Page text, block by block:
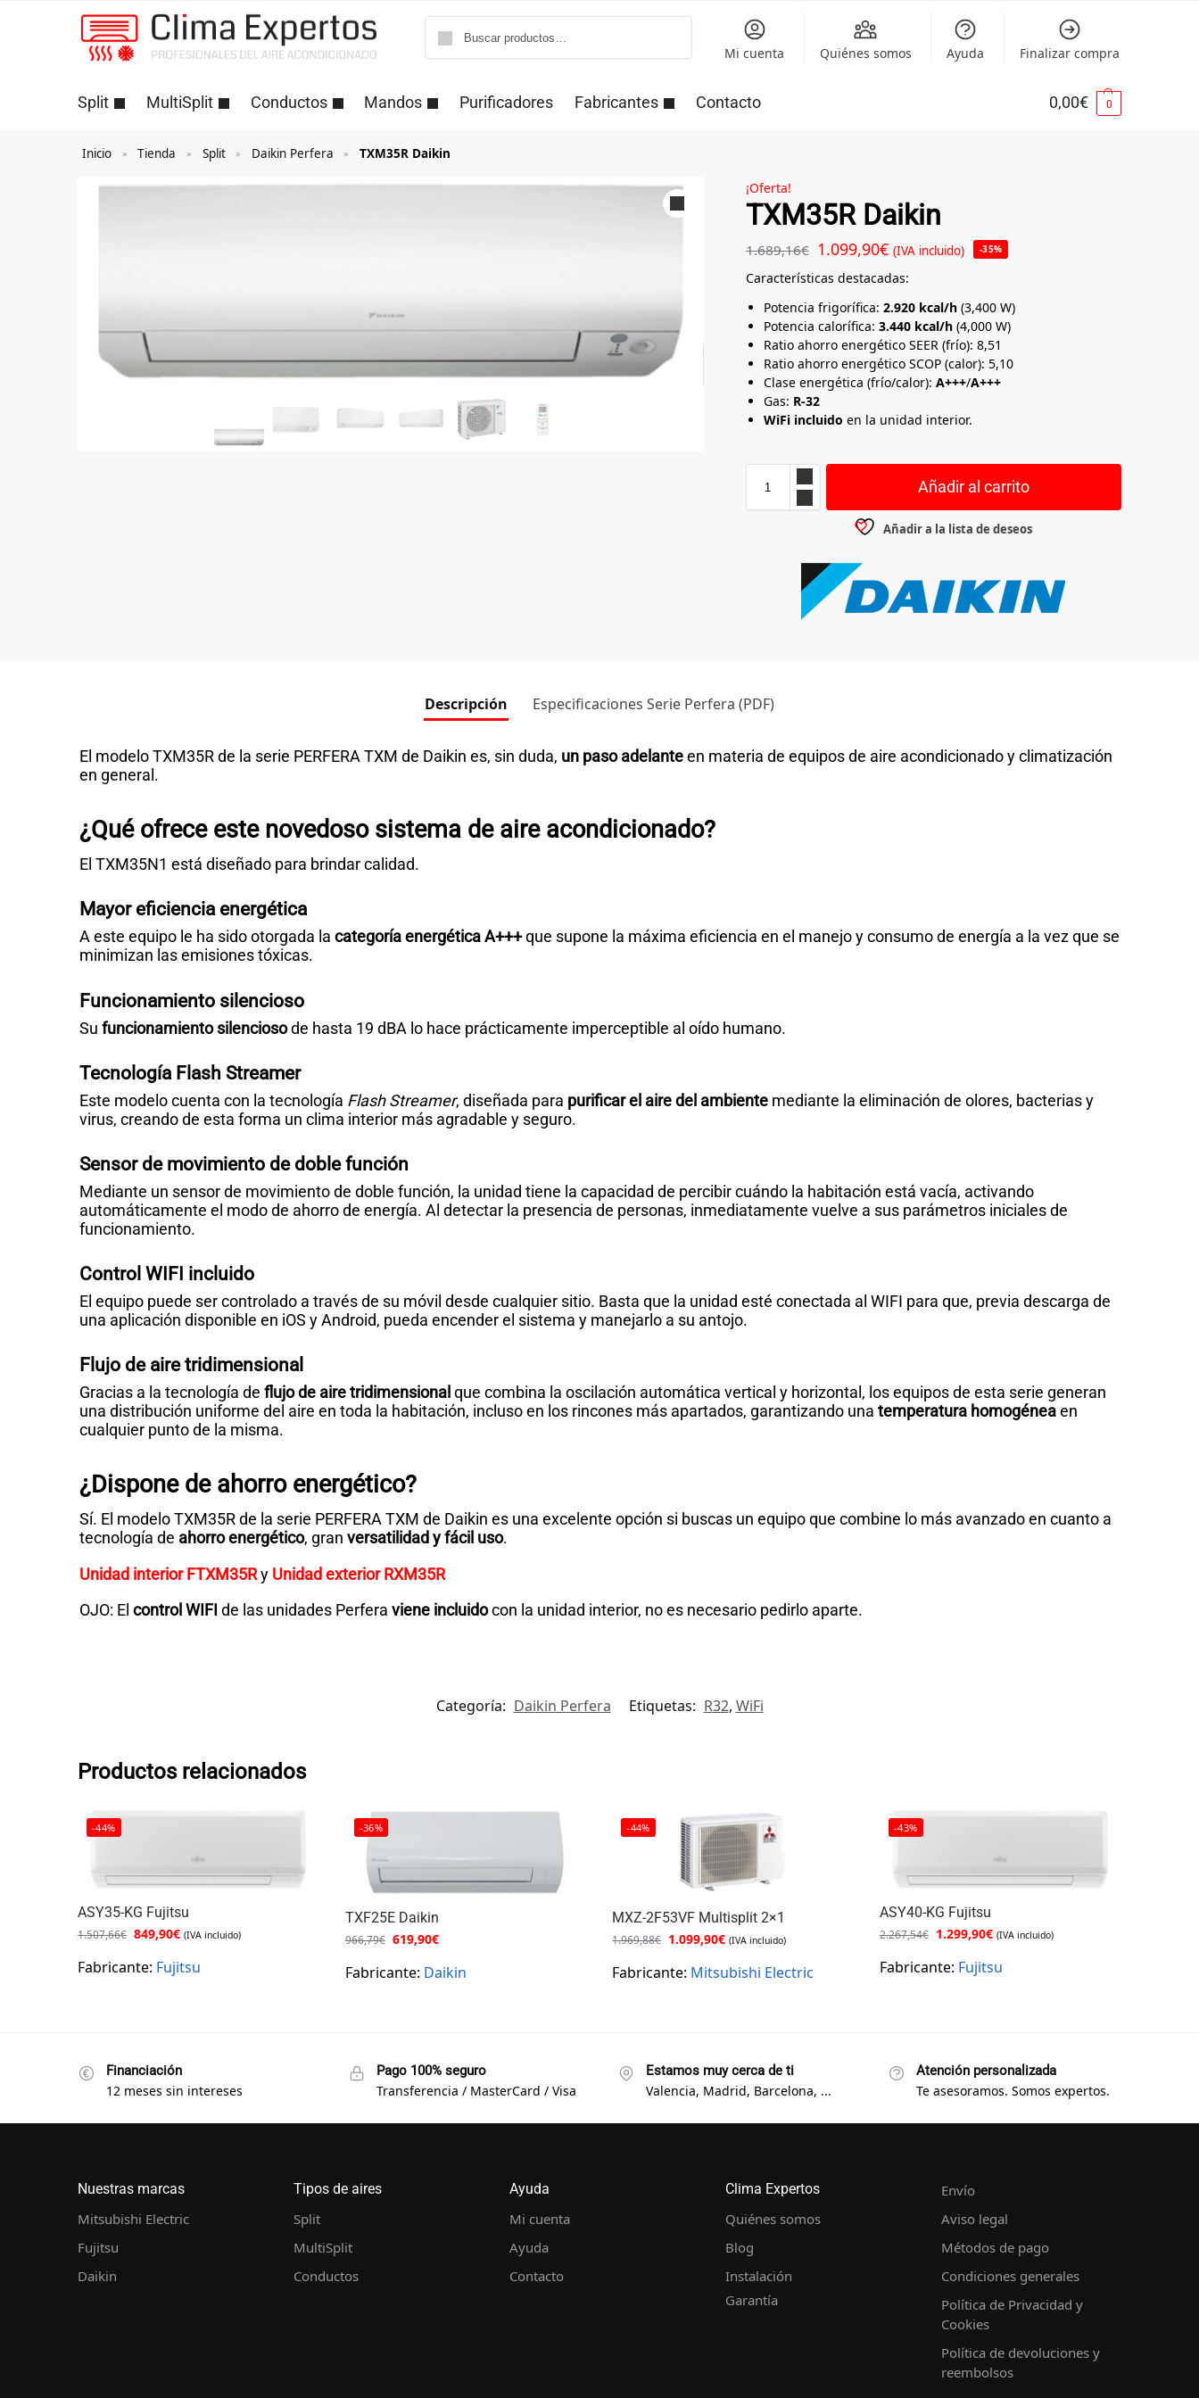
Mi cuenta Quiénes somos Ayuda Finalizar compra
Split MultiSplit Conductos Mandos Purificadores Fabricantes Contacto 0,00€ 0
Inicio » Tienda » Split » Daikin Perfera » TXM35R Daikin
¡Oferta!
TXM35R Daikin
1.689,16€ 1.099,90€ (IVA incluido) -35%
Características destacadas:
Potencia frigorífica: 2.920 kcal/h(3,400 W)
Potencia calorífica: 3.440 kcal/h(4,000 W)
Ratio ahorro energético SEER (frío): 8,51
Ratio ahorro energético SCOP (calor): 5,10
Clase energética (frío/calor): A+++/A+++
Gas: R-32
WiFi incluido en la unidad interior.
Añadir al carrito
Añadir a la lista de deseos
Descripción Especificaciones Serie Perfera (PDF)
El modelo TXM35R de la serie PERFERA TXM de Daikin es, sin duda, un paso adelanteen materia de equipos de aire acondicionado y climatización
en general.
¿Qué ofrece este novedoso sistema de aire acondicionado?
El TXM35N1 está diseñado para brindar calidad.
Mayor eficiencia energética
A este equipo le ha sido otorgada la categoría energética A+++que supone la máxima eficiencia en el manejo y consumo de energía a la vez que se
minimizan las emisiones tóxicas.
Funcionamiento silencioso
Su funcionamiento silenciosode hasta 19 dBA lo hace prácticamente imperceptible al oído humano.
Tecnología Flash Streamer
Este modelo cuenta con la tecnología Flash Streamer, diseñada para purificar el aire del ambiente mediante la eliminación de olores, bacterias y
virus, creando de esta forma un clima interior más agradable y seguro.
Sensor de movimiento de doble función
Mediante un sensor de movimiento de doble función, la unidad tiene la capacidad de percibir cuándo la habitación está vacía, activando
automáticamente el modo de ahorro de energía. Al detectar la presencia de personas, inmediatamente vuelve a sus parámetros iniciales de
funcionamiento.
Control WIFI incluido
El equipo puede ser controlado a través de su móvil desde cualquier sitio. Basta que la unidad esté conectada al WIFI para que, previa descarga de
una aplicación disponible en iOS y Android, pueda encender el sistema y manejarlo a su antojo.
Flujo de aire tridimensional
Gracias a la tecnología de flujo de aire tridimensional que combina la oscilación automática vertical y horizontal, los equipos de esta serie generan
una distribución uniforme del aire en toda la habitación, incluso en los rincones más apartados, garantizando una temperatura homogéneaen
cualquier punto de la misma.
¿Dispone de ahorro energético?
Sí. El modelo TXM35R de la serie PERFERA TXM de Daikin es una excelente opción si buscas un equipo que combine lo más avanzado en cuanto a
tecnología de ahorro energético, gran versatilidad y fácil uso.
Unidad interior FTXM35Ry Unidad exterior RXM35R
OJO: El control WIFI de las unidades Perfera viene incluidocon la unidad interior, no es necesario pedirlo aparte.
Categoría: Daikin Perfera Etiquetas: R32, WiFi
Productos relacionados
-44%
ASY35-KG Fujitsu
1.507,66€ 849,90€ (IVA incluido)
Fabricante: Fujitsu
-36%
TXF25E Daikin
966,79€ 619,90€
Fabricante: Daikin
-44%
MXZ-2F53VF Multisplit 2×1
1.969,88€ 1.099,90€ (IVA incluido)
Fabricante: Mitsubishi Electric
-43%
ASY40-KG Fujitsu
2.267,54€ 1.299,90€ (IVA incluido)
Fabricante: Fujitsu
Financiación
12 meses sin intereses
Pago 100% seguro
Transferencia / MasterCard / Visa
Estamos muy cerca de ti
Valencia, Madrid, Barcelona, ...
Atención personalizada
Te asesoramos. Somos expertos.
Nuestras marcas
Mitsubishi Electric
Fujitsu
Daikin
Tipos de aires
Split
MultiSplit
Conductos
Ayuda
Mi cuenta
Ayuda
Contacto
Clima Expertos
Quiénes somos
Blog
Instalación
Garantía
Envío
Aviso legal
Métodos de pago
Condiciones generales
Política de Privacidad y
Cookies
Política de devoluciones y
reembolsos